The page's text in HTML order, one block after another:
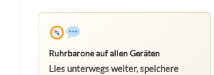
Ruhrbarone auf allen Geräten
Lies unterwegs weiter, speichere